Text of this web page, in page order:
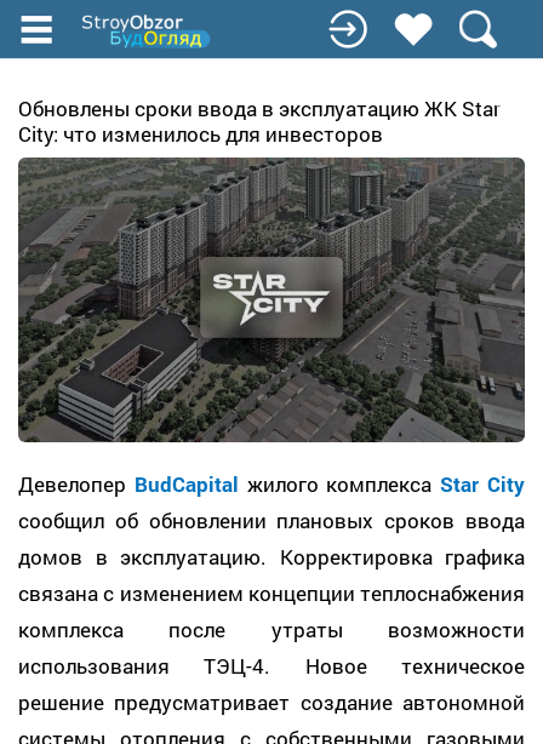
Перейти
содержанию
Обновлены сроки ввода в эксплуатацию ЖК Star
City: что изменилось для инвесторов
Девелопер BudCapital жилого комплексаStar City
сообщил об обновлении плановых сроков ввода
домов в эксплуатацию. Корректировка графика
связана с изменением концепции теплоснабжения
комплекса после утраты возможности
использования ТЭЦ-4. Новое техническое
решение предусматривает создание автономной
системы отопления с собственными газовыми